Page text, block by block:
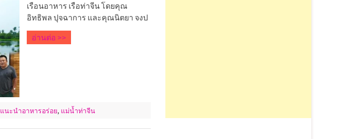
เรือนอาหาร เรือท่าจีน โดยคุณ
อิทธิพล ปุจฉาการ และคุณนิตยา จงป
อ่านต่อ >>
แนะนำอาหารอร่อย, แม่น้ำท่าจีน